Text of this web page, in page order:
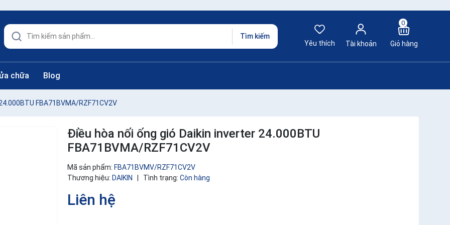
Tìm kiếm
Yêu thích
Tài khoản
0
Giỏ hàng
chữa Blog
FBA71BVMA/RZF71CV2V
Điều hòa nối ống gió Daikin inverter 24.000BTU
FBA71BVMA/RZF71CV2V
Mã sản phẩm: FBA71BVMV/RZF71CV2V
Thương hiệu: DAIKIN Tình trạng: Còn hàng
Liên hệ